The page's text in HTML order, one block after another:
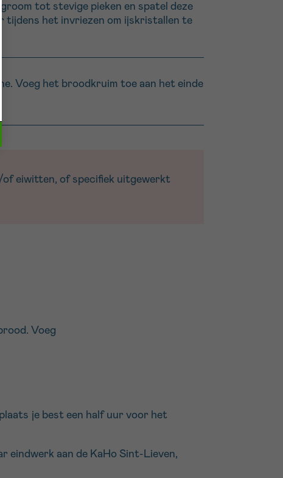
tot stevige pieken en spatel deze
tijdens het invriezen om ijskristallen te
Voeg het broodkruim toe aan het einde
of eiwitten, of specifiek uitgewerkt
Voeg
je best een half uur voor het
eindwerk aan de KaHo Sint-Lieven,